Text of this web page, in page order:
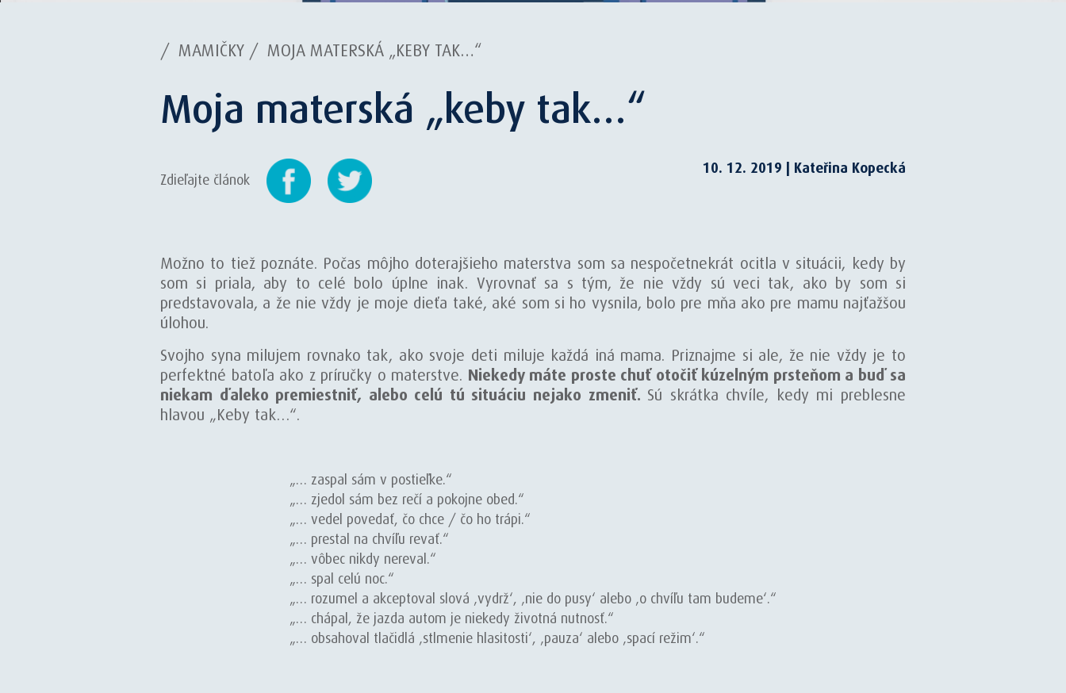
/ MAMIČKY / MOJA MATERSKÁ „KEBY TAK…“
Moja materská „keby tak…“
Zdieľajte článok
10. 12. 2019 | Kateřina Kopecká
Možno to tiež poznáte. Počas môjho doterajšieho materstva som sa nespočetnekrát ocitla v situácii, kedy by
som si priala, aby to celé bolo úplne inak. Vyrovnať sa s tým, že nie vždy sú veci tak, ako by som si
predstavovala, a že nie vždy je moje dieťa také, aké som si ho vysnila, bolo pre mňa ako pre mamu najťažšou
úlohou.
Svojho syna milujem rovnako tak, ako svoje deti miluje každá iná mama. Priznajme si ale, že nie vždy je to
perfektné batoľa ako z príručky o materstve. Niekedy máte proste chuť otočiť kúzelným prsteňom a buď sa
niekam ďaleko premiestniť, alebo celú tú situáciu nejako zmeniť. Sú skrátka chvíle, kedy mi preblesne
hlavou „Keby tak…“.
„… zaspal sám v postieľke.“
„… zjedol sám bez rečí a pokojne obed.“
„… vedel povedať, čo chce / čo ho trápi.“
„… prestal na chvíľu revať.“
„… vôbec nikdy nereval.“
„… spal celú noc.“
„… rozumel a akceptoval slová ‚vydrž‘, ‚nie do pusy‘ alebo ‚o chvíľu tam budeme‘.“
„… chápal, že jazda autom je niekedy životná nutnosť.“
„… obsahoval tlačidlá ‚stlmenie hlasitosti‘, ‚pauza‘ alebo ‚spací režim‘.“